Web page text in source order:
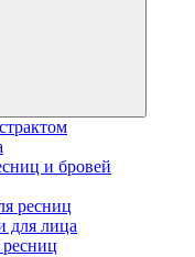
и бровей
ресниц
для лица